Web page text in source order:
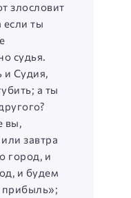
злословит
если ты
судья.
и Судия,
а ты
вы,
завтра
город, и
и будем
прибыль»;